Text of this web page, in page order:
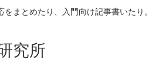
まとめたり、入門向け記事書いたり。
究所